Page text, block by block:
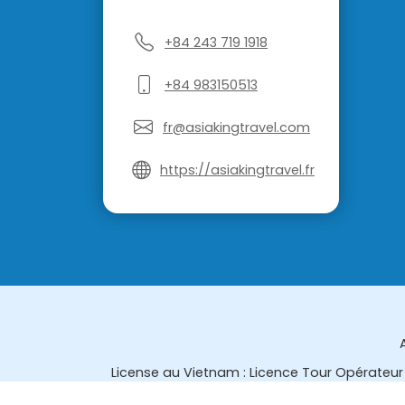
+84 243 719 1918
+84 983150513
fr@asiakingtravel.com
https://asiakingtravel.fr
License au Vietnam : Licence Tour